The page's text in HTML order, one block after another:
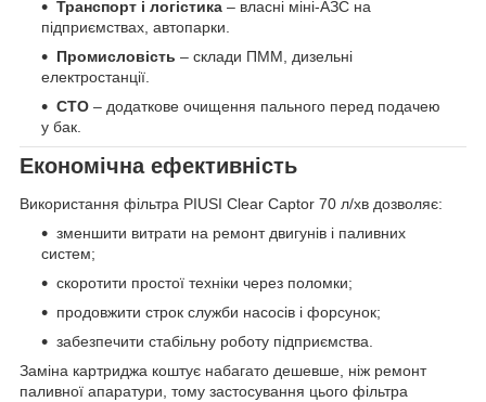
Транспорт і логістика – власні міні-АЗС на
підприємствах, автопарки.
Промисловість – склади ПММ, дизельні
електростанції.
СТО – додаткове очищення пального перед подачею
у бак.
Економічна ефективність
Використання фільтра PIUSI Clear Captor 70 л/хв дозволяє:
зменшити витрати на ремонт двигунів і паливних
систем;
скоротити простої техніки через поломки;
продовжити строк служби насосів і форсунок;
забезпечити стабільну роботу підприємства.
Заміна картриджа коштує набагато дешевше, ніж ремонт
паливної апаратури, тому застосування цього фільтра